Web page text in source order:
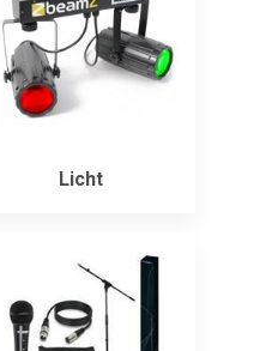
Licht